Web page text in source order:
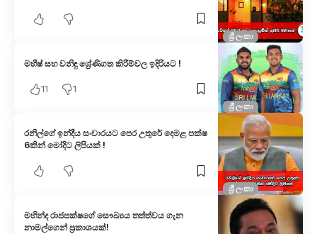
ශ්‍රී ලංකා
ශ්‍රී ලංකා
මහීෂ් සහ වනිඳු ශ්‍රේණිගත කිරීම්වල ඉදිරියට !
11 1
ශ්‍රී ලංකා
රනිල්ගේ ඉන්දීය සංචාරයට පෙර උතුරේ දෙමළ පක්ෂ
6කින් මෝදිට ලිපියක් !
මහින්ද රාජපක්ෂගේ සෞඛ්‍යය තත්ත්වය ගැන
නාමල්ගෙන් ප්‍රකාශයක්!